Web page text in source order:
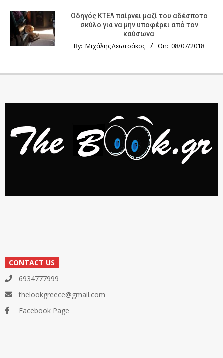
Οδηγός KTΕΛ παίρνει μαζί του αδέσποτο
σκύλο για να μην υποφέρει από τον
καύσωνα
By: Μιχάλης Λεωτσάκος On: 08/07/2018
CONTACT US
6934777999
thelookgreece@gmail.com
Facebook Page